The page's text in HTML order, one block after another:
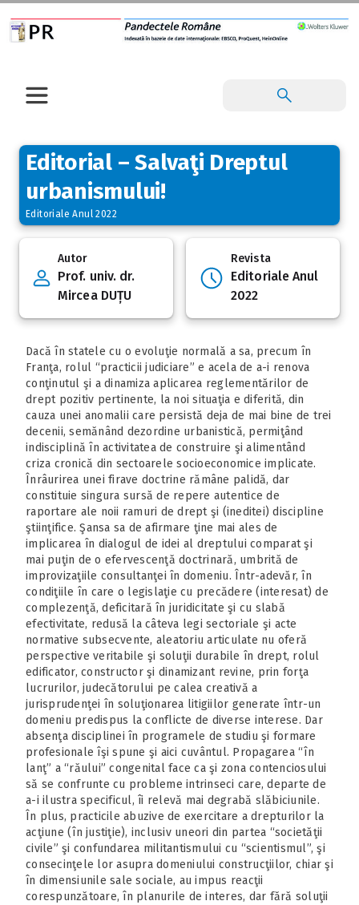
Editorial – Salvaţi Dreptul
urbanismului!
Editoriale Anul 2022
Autor
Prof. univ. dr.
Mircea DUȚU
Revista
Editoriale Anul
2022
Dacă în statele cu o evoluţie normală a sa, precum în
Franţa, rolul “practicii judiciare” e acela de a-i renova
conţinutul şi a dinamiza aplicarea reglementărilor de
drept pozitiv pertinente, la noi situaţia e diferită, din
cauza unei anomalii care persistă deja de mai bine de trei
decenii, semănând dezordine urbanistică, permiţând
indisciplină în activitatea de construire şi alimentând
criza cronică din sectoarele socioeconomice implicate.
Înrâurirea unei firave doctrine rămâne palidă, dar
constituie singura sursă de repere autentice de
raportare ale noii ramuri de drept şi (ineditei) discipline
ştiinţifice. Şansa sa de afirmare ţine mai ales de
implicarea în dialogul de idei al dreptului comparat şi
mai puţin de o efervescenţă doctrinară, umbrită de
improvizaţiile consultanţei în domeniu. Într-adevăr, în
condiţiile în care o legislaţie cu precădere (interesat) de
complezenţă, deficitară în juridicitate şi cu slabă
efectivitate, redusă la câteva legi sectoriale şi acte
normative subsecvente, aleatoriu articulate nu oferă
perspective veritabile şi soluţii durabile în drept, rolul
edificator, constructor şi dinamizant revine, prin forţa
lucrurilor, judecătorului pe calea creativă a
jurisprudenţei în soluţionarea litigiilor generate într-un
domeniu predispus la conflicte de diverse interese. Dar
absenţa disciplinei în programele de studiu şi formare
profesionale îşi spune şi aici cuvântul. Propagarea “în
lanţ” a “răului” congenital face ca şi zona contenciosului
să se confrunte cu probleme intrinseci care, departe de
a-i ilustra specificul, îi relevă mai degrabă slăbiciunile.
În plus, practicile abuzive de exercitare a drepturilor la
acţiune (în justiţie), inclusiv uneori din partea “societăţii
civile” şi confundarea militantismului cu “scientismul”, şi
consecinţele lor asupra domeniului construcţiilor, chiar şi
în dimensiunile sale sociale, au impus reacţii
corespunzătoare, în planurile de interes, dar fără soluţii